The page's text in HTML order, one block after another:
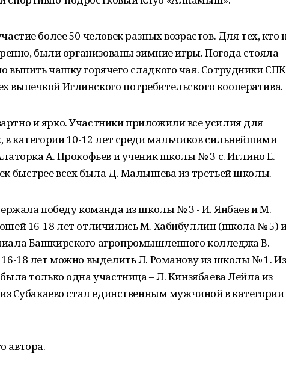
более 50 человек разных возрастов. Для тех, кто
были организованы зимние игры. Погода стояла
выпить чашку горячего сладкого чая. Сотрудники СПК
Иглинского потребительского кооператива.
и ярко. Участники приложили все усилия для
категории 10-12 лет среди мальчиков сильнейшими
А. Прокофьев и ученик школы № 3 с. Иглино Е.
быстрее всех была Д. Малышева из третьей школы.
победу команда из школы № 3 - И. Янбаев и М.
16-18 лет отличились М. Хабибуллин (школа № 5)
Башкирского агропромышленного колледжа В.
18 лет можно выделить Л. Романову из школы № 1. Из
только одна участница – Л. Кинзябаева Лейла из
Субакаево стал единственным мужчиной в категории
автора.